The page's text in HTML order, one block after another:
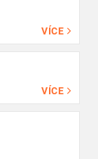
VÍCE
VÍCE